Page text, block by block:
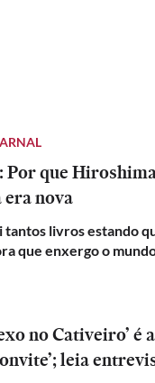
Por que
nova
tantos livros estando
que enxergo o
no Cativeiro’ é
leia